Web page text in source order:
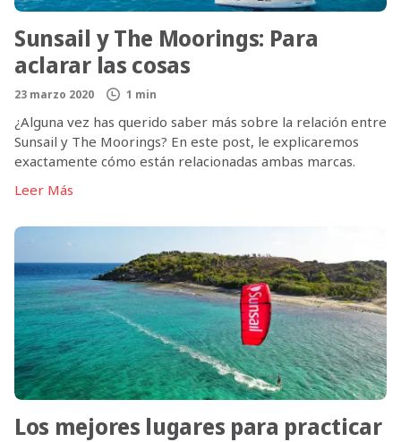
Sunsail y The Moorings: Para
aclarar las cosas
23 marzo 2020 1 min
¿Alguna vez has querido saber más sobre la relación entre
Sunsail y The Moorings? En este post, le explicaremos
exactamente cómo están relacionadas ambas marcas.
Leer Más
Los mejores lugares para practicar